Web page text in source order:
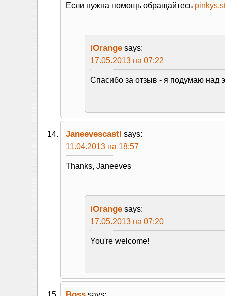
Если нужна помощь обращайтесь
iOrange says:
17.05.2013 на 07:22
Спасибо за отзыв - я подумаю над
Janeevescastl says:
11.04.2013 на 18:57
Thanks, Janeeves
iOrange says:
17.05.2013 на 07:20
You're welcome!